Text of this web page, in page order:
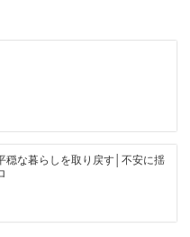
穏な暮らしを取り戻す│不安に揺